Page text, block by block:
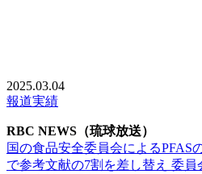
2025.03.04
報道実績
RBC NEWS（琉球放送）
国の食品安全委員会によるPFAS
で参考文献の7割を差し替え 委員